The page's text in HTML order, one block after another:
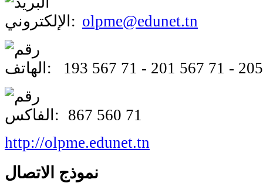
olpme@edunet.tn
193 567 71 - 201 567 71 -
867 560 71
http://olpme.edunet.tn
نموذج الاتصال